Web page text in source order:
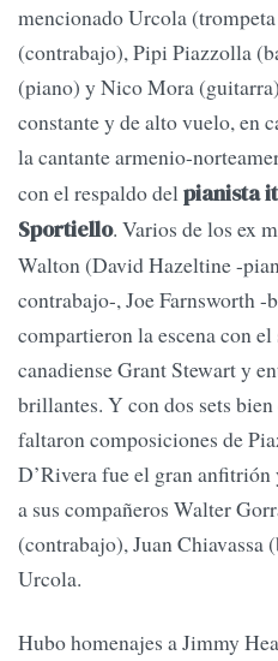
mencionado Urcola
(contrabajo), Pipi Piazzolla
(piano) y Nico Mora
constante y de alto vuelo, en
la cantante armenio-
con el respaldo delpianista
Sportiello. Varios de los ex
Walton (David Hazeltine -
contrabajo-, Joe Farnsworth
compartieron la escena con
canadiense Grant Stewart y
brillantes. Y con dos sets
faltaron composiciones de
D’Rivera fue el gran
a sus compañeros Walter
(contrabajo), Juan Chiavassa
Urcola.
Hubo homenajes a Jimmy